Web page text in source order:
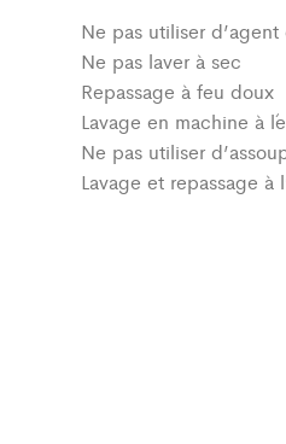
Ne pas utiliser
Ne pas laver à sec
Repassage à feu doux
Lavage en machine à
Ne pas utiliser
Lavage et repassage à